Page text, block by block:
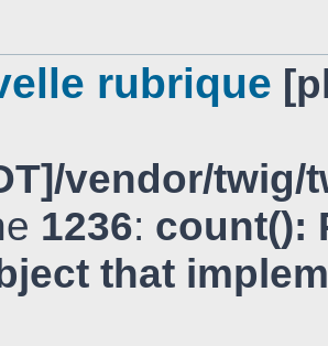
rubrique
vendor/
1236: count():
that